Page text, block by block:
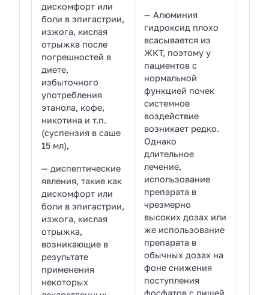
дискомфорт или
боли в эпигастрии,
изжога, кислая
отрыжка после
погрешностей в
диете,
избыточного
употребления
этанола, кофе,
никотина и т.п.
(суспензия в саше
15 мл),
— диспептические
явления, такие как
дискомфорт или
боли в эпигастрии,
изжога, кислая
отрыжка,
возникающие в
результате
применения
некоторых
— Алюминия
гидроксид плохо
всасывается из
ЖКТ, поэтому у
пациентов с
нормальной
функцией почек
системное
воздействие
возникает редко.
Однако
длительное
лечение,
использование
препарата в
чрезмерно
высоких дозах или
же использование
препарата в
обычных дозах на
фоне снижения
поступления
фосфатов с пищей